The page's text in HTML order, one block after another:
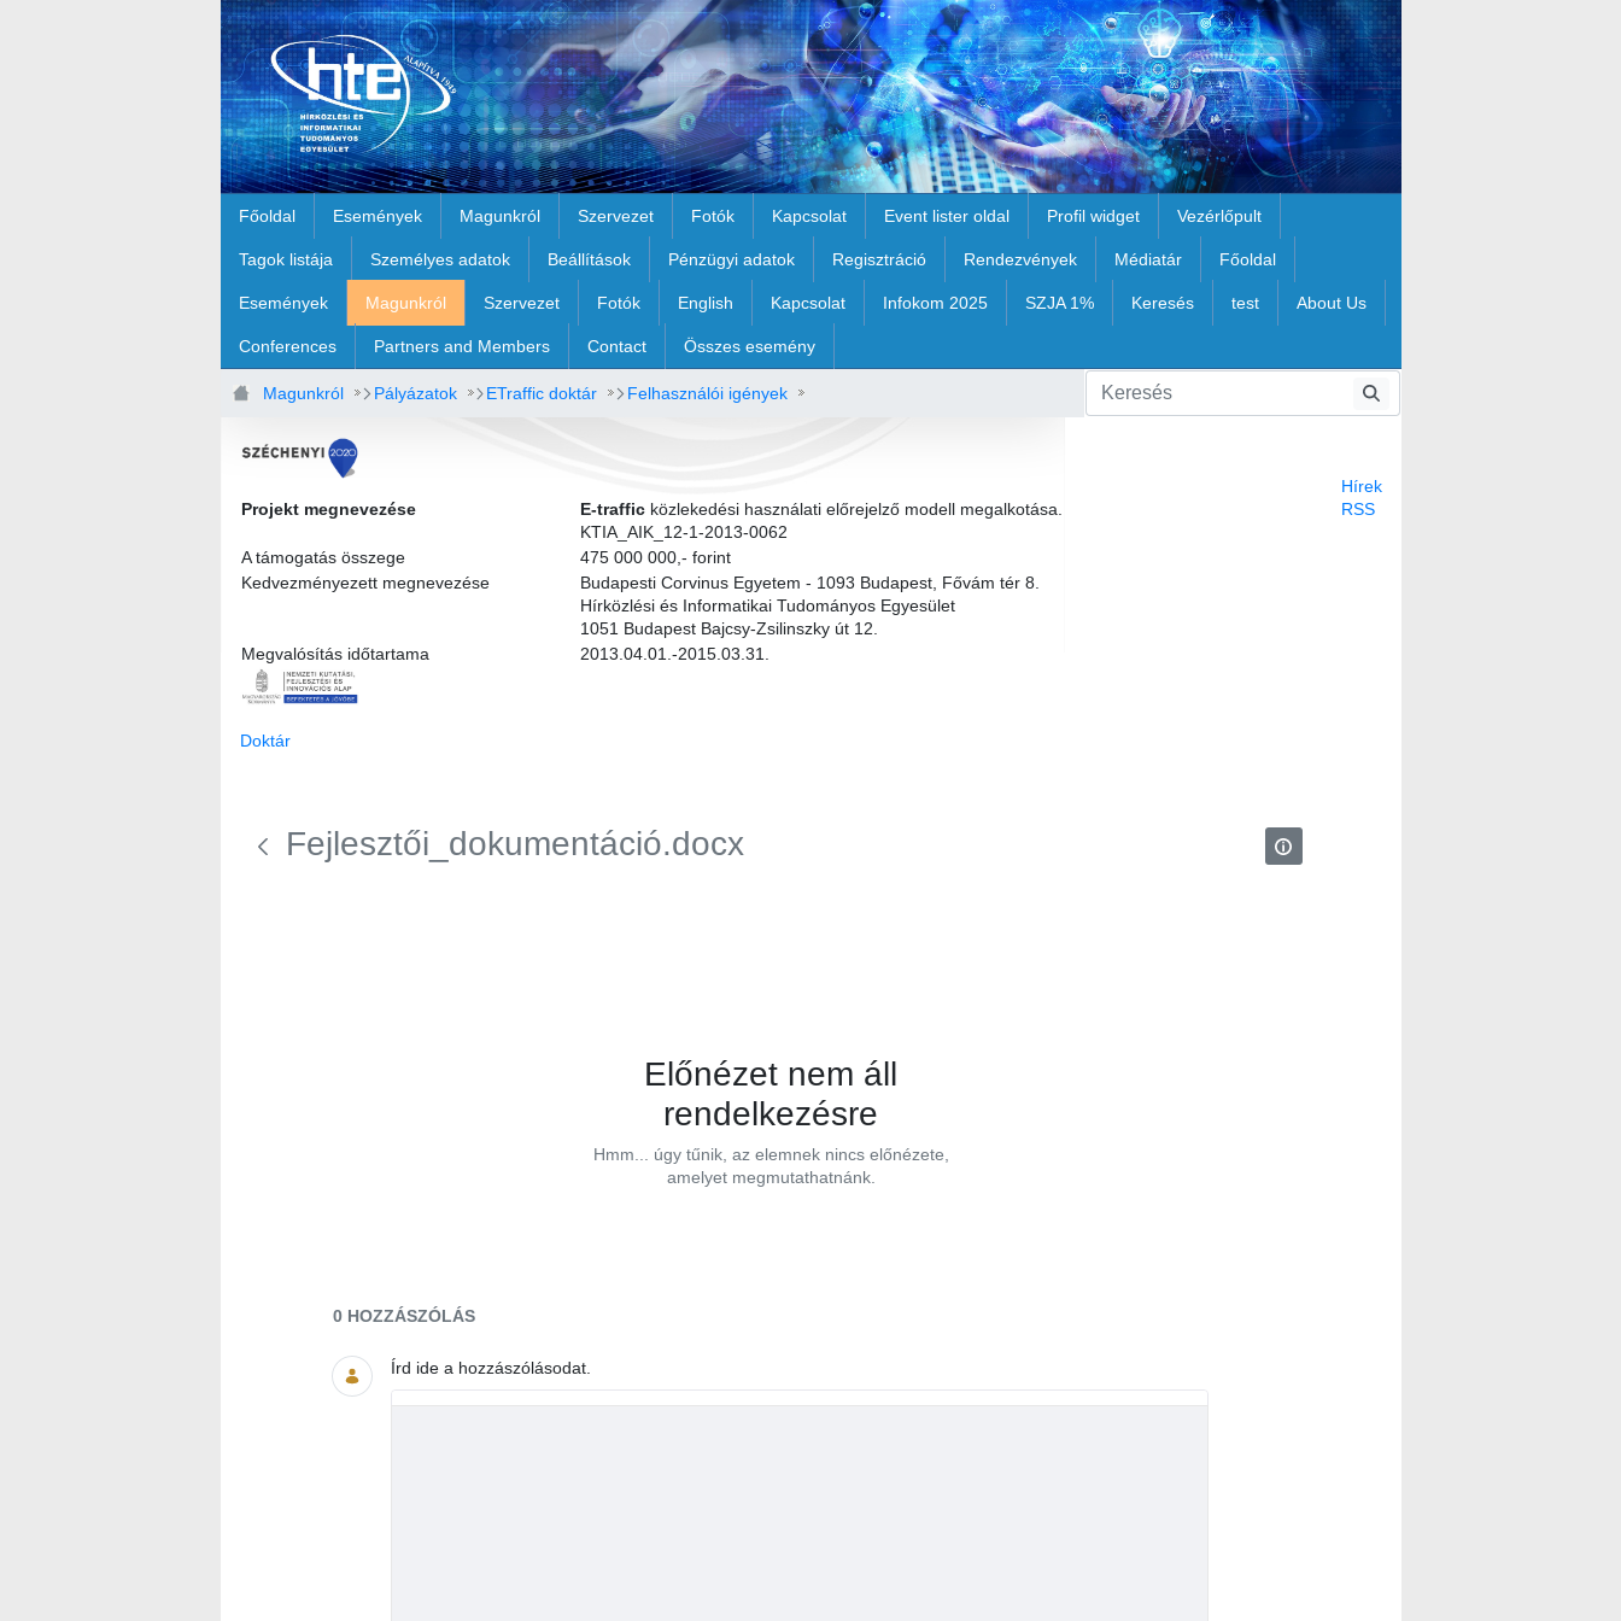
Főoldal Események Magunkról Szervezet Fotók Kapcsolat Event lister oldal Profil widget Vezérlőpult
Tagok listája Személyes adatok Beállítások Pénzügyi adatok Regisztráció Rendezvények Médiatár Főoldal
Események Magunkról Szervezet Fotók English Kapcsolat Infokom 2025 SZJA 1% Keresés test About Us
Conferences Partners and Members Contact Összes esemény
Magunkról Pályázatok ETraffic doktár Felhasználói igények
Fejlesztői_dokumentáció.docx
Projekt megnevezése E-trafficközlekedési használati előrejelző modell megalkotása.
KTIA_AIK_12-1-2013-0062
A támogatás összege
475 000 000,- forint
Kedvezményezett megnevezése
Budapesti Corvinus Egyetem - 1093 Budapest, Fővám tér 8.
Hírközlési és Informatikai Tudományos Egyesület
1051 Budapest Bajcsy-Zsilinszky út 12.
Megvalósítás időtartama
2013.04.01.-2015.03.31.
Doktár
Fejlesztői_dokumentáció.docx
Előnézet nem áll
rendelkezésre
Hmm... úgy tűnik, az elemnek nincs előnézete,
amelyet megmutathatnánk.
Dokumentumok és médiafájlok
0 HOZZÁSZÓLÁS
Írd ide a hozzászólásodat.
Hírek
RSS